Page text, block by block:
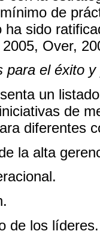
de
ha sido
Over,
para el éxito
un
de
diferentes
la alta
de los líderes.